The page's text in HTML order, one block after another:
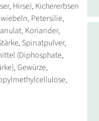
Hirse), Kichererbsen
Petersilie,
Koriander,
Spinatpulver,
(Diphosphate,
Gewürze,